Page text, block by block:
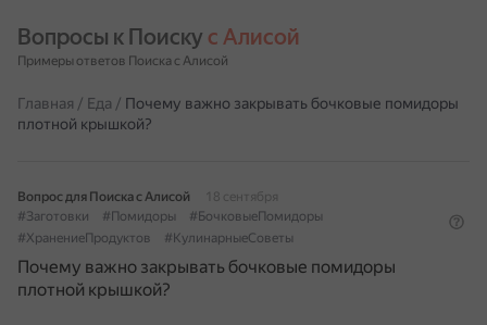
Вопросы к Поиску с Алисой
Примеры ответов Поиска с Алисой
Главная / Еда / Почему важно закрывать бочковые помидоры
плотной крышкой?
Вопрос для Поиска с Алисой
18 сентября
#Заготовки
#Помидоры
#БочковыеПомидоры
#ХранениеПродуктов
#КулинарныеСоветы
Почему важно закрывать бочковые помидоры
плотной крышкой?